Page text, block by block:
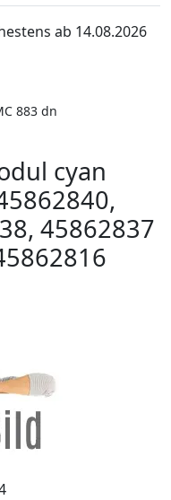
ab 14.08.2026
883 dn
cyan
45862837